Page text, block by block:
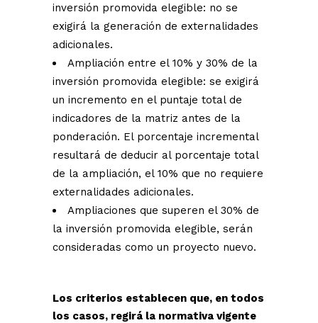
inversión promovida elegible: no se
exigirá la generación de externalidades
adicionales.
Ampliación entre el 10% y 30% de la
inversión promovida elegible: se exigirá
un incremento en el puntaje total de
indicadores de la matriz antes de la
ponderación. El porcentaje incremental
resultará de deducir al porcentaje total
de la ampliación, el 10% que no requiere
externalidades adicionales.
Ampliaciones que superen el 30% de
la inversión promovida elegible, serán
consideradas como un proyecto nuevo.
Los criterios establecen que, en todos
los casos, regirá la normativa vigente